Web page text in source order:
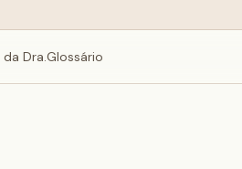
Dra.Glossário